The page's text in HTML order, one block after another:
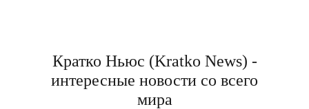
Кратко Ньюс (Kratko News) -
интересные новости со всего
мира